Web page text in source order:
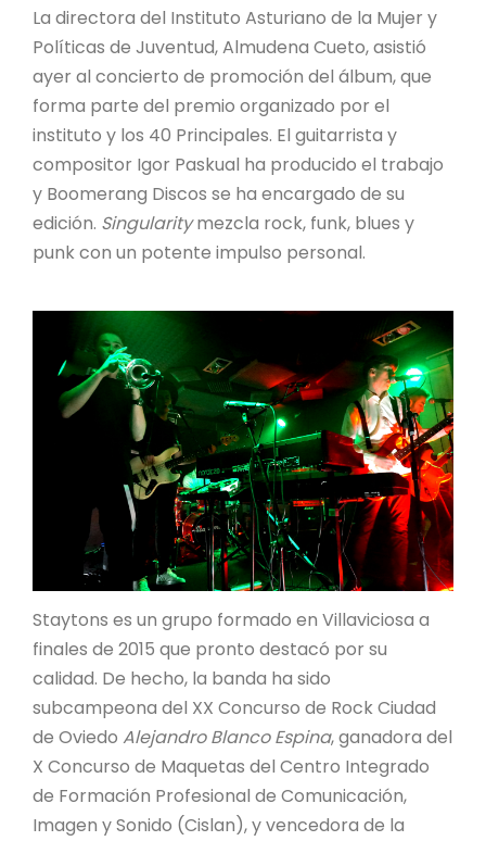
La directora del Instituto Asturiano de la Mujer y
Políticas de Juventud, Almudena Cueto, asistió
ayer al concierto de promoción del álbum, que
forma parte del premio organizado por el
instituto y los 40 Principales. El guitarrista y
compositor Igor Paskual ha producido el trabajo
y Boomerang Discos se ha encargado de su
edición. Singularitymezcla rock, funk, blues y
punk con un potente impulso personal.
Staytons es un grupo formado en Villaviciosa a
finales de 2015 que pronto destacó por su
calidad. De hecho, la banda ha sido
subcampeona del XX Concurso de Rock Ciudad
de Oviedo Alejandro Blanco Espina, ganadora del
X Concurso de Maquetas del Centro Integrado
de Formación Profesional de Comunicación,
Imagen y Sonido (Cislan), y vencedora de la